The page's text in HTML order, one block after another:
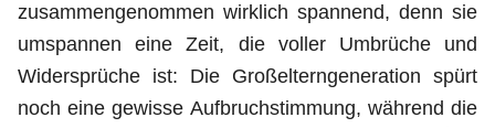
zusammengenommen wirklich spannend, denn sie
umspannen eine Zeit, die voller Umbrüche und
Widersprüche ist: Die Großelterngeneration spürt
noch eine gewisse Aufbruchstimmung, während die